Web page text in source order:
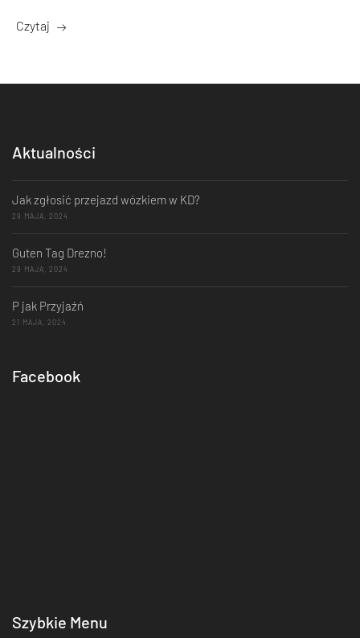
Czytaj
Aktualności
Jak zgłosić przejazd wózkiem w KD?
29 MAJA, 2024
Guten Tag Drezno!
29 MAJA, 2024
P jak Przyjaźń
21 MAJA, 2024
Facebook
Szybkie Menu